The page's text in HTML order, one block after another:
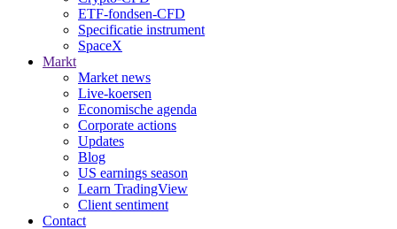
ETF-fondsen-CFD
Specificatie instrument
SpaceX
Markt
Market news
Live-koersen
Economische agenda
Corporate actions
Updates
Blog
US earnings season
Learn TradingView
Client sentiment
Contact